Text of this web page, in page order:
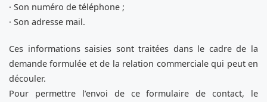
· Son numéro de téléphone ;
· Son adresse mail.
Ces informations saisies sont traitées dans le cadre de la
demande formulée et de la relation commerciale qui peut en
découler.
Pour permettre l’envoi de ce formulaire de contact, le